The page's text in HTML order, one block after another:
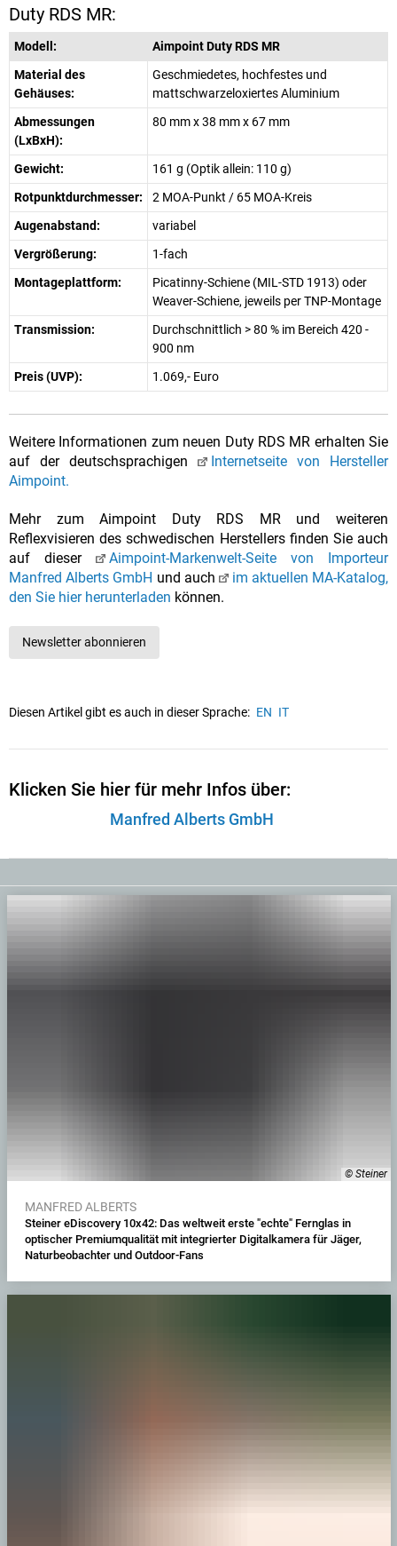
Duty RDS MR:
Modell:
Aimpoint Duty RDS MR
Material des
Gehäuses:
Geschmiedetes, hochfestes und
mattschwarzeloxiertes Aluminium
Abmessungen
(LxBxH):
80 mm x 38 mm x 67 mm
Gewicht:
161 g (Optik allein: 110 g)
Rotpunktdurchmesser:
2 MOA-Punkt / 65 MOA-Kreis
Augenabstand:
variabel
Vergrößerung:
1-fach
Montageplattform:
Picatinny-Schiene (MIL-STD 1913) oder
Weaver-Schiene, jeweils per TNP-Montage
Transmission:
Durchschnittlich > 80 % im Bereich 420 -
900 nm
Preis (UVP):
1.069,- Euro
Weitere Informationen zum neuen Duty RDS MR erhalten Sie
auf der deutschsprachigen
Internetseite von Hersteller
Aimpoint.
Mehr zum Aimpoint Duty RDS MR und weiteren
Reflexvisieren des schwedischen Herstellers finden Sie auch
auf dieser
Aimpoint-Markenwelt-Seite von Importeur
Manfred Alberts GmbH und auch
im aktuellen MA-Katalog,
den Sie hier herunterladen können.
Newsletter abonnieren
Diesen Artikel gibt es auch in dieser Sprache: EN IT
Klicken Sie hier für mehr Infos über:
Manfred Alberts GmbH
© Steiner
MANFRED ALBERTS
Steiner eDiscovery 10x42: Das weltweit erste "echte" Fernglas in
optischer Premiumqualität mit integrierter Digitalkamera für Jäger,
Naturbeobachter und Outdoor-Fans